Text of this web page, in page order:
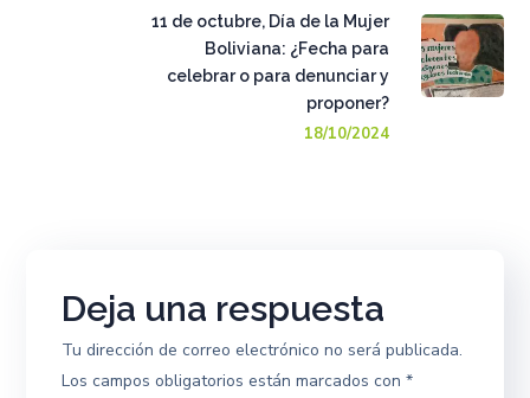
11 de octubre, Día de la Mujer
Boliviana: ¿Fecha para
celebrar o para denunciar y
proponer?
18/10/2024
Deja una respuesta
Tu dirección de correo electrónico no será publicada.
Los campos obligatorios están marcados con*